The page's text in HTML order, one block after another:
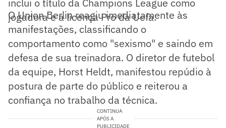
jogadora e a licença Pro da Uefa.
O Union Berlin reagiu imediatamente às
manifestações, classificando o
comportamento como "sexismo" e saindo em
defesa de sua treinadora. O diretor de futebol
da equipe, Horst Heldt, manifestou repúdio à
postura de parte do público e reiterou a
confiança no trabalho da técnica.
CONTINUA
APÓS A
PUBLICIDADE